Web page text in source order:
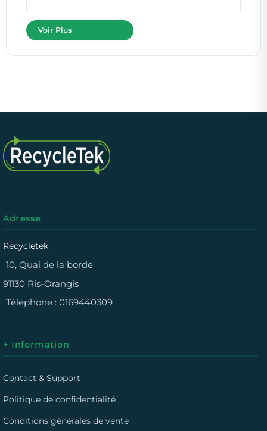
Voir Plus
Adresse
Recycletek
10, Quai de la borde
91130 Ris-Orangis
Téléphone : 0169440309
+ Information
Contact & Support
Politique de confidentialité
Conditions générales de vente